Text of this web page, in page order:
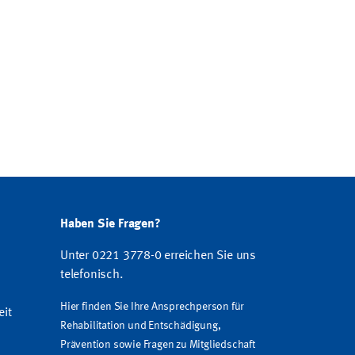
Haben Sie Fragen?
Unter 0221 3778-0 erreichen Sie uns
telefonisch.
Hier finden Sie Ihre Ansprechperson für
Rehabilitation und Entschädigung,
Prävention sowie Fragen zu Mitgliedschaft